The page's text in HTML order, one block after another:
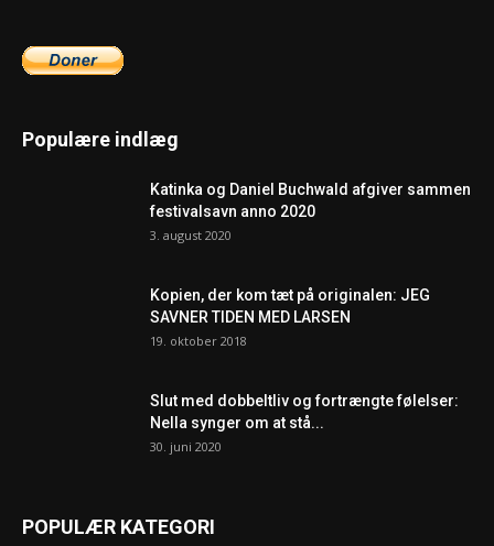
Populære indlæg
Katinka og Daniel Buchwald afgiver sammen
festivalsavn anno 2020
3. august 2020
Kopien, der kom tæt på originalen: JEG
SAVNER TIDEN MED LARSEN
19. oktober 2018
Slut med dobbeltliv og fortrængte følelser:
Nella synger om at stå...
30. juni 2020
POPULÆR KATEGORI